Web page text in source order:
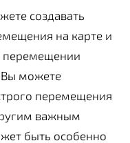
создавать
на карте и
перемещении
можете
перемещения
важным
быть особенно